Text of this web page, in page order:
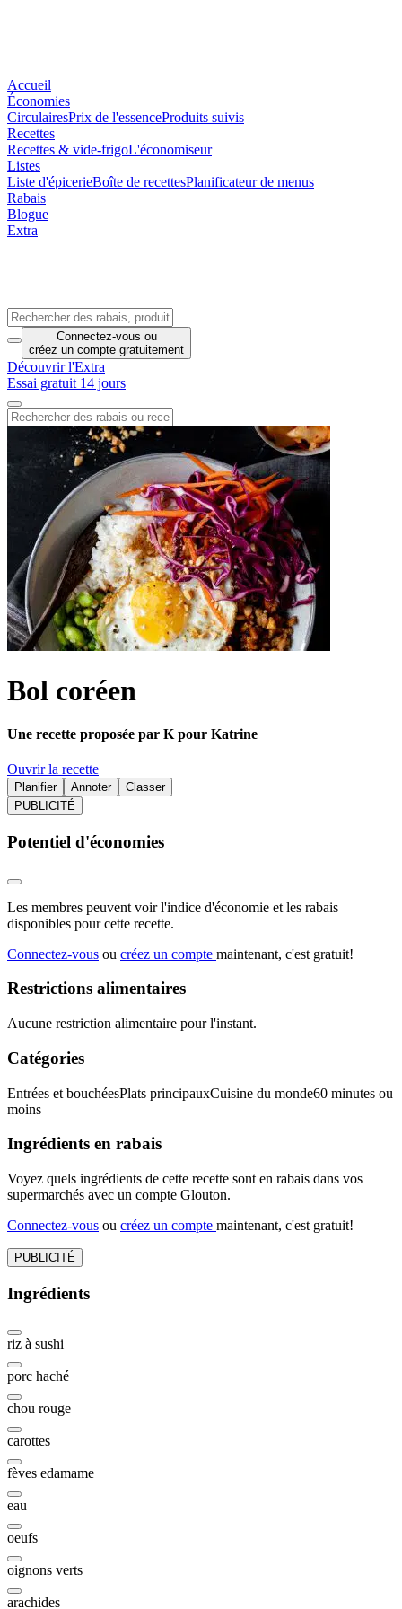
Accueil
Économies
CirculairesPrix de l'essenceProduits suivis
Recettes
Recettes & vide-frigoL'économiseur
Listes
Liste d'épicerieBoîte de recettesPlanificateur de menus
Rabais
Blogue
Extra
Connectez-vous ou
créez un compte gratuitement
Découvrir l'Extra
Essai gratuit 14 jours
Bol coréen
Une recette proposée par K pour Katrine
Ouvrir la recette
Planifier Annoter
Classer
PUBLICITÉ
Potentiel d'économies
Les membres peuvent voir l'indice d'économie et les rabais
disponibles pour cette recette.
Connectez-vous ou créez un compte maintenant, c'est gratuit!
Restrictions alimentaires
Aucune restriction alimentaire pour l'instant.
Catégories
Entrées et bouchéesPlats principauxCuisine du monde60 minutes ou
moins
Ingrédients en rabais
Voyez quels ingrédients de cette recette sont en rabais dans vos
supermarchés avec un compte Glouton.
Connectez-vous ou créez un compte maintenant, c'est gratuit!
PUBLICITÉ
Ingrédients
riz à sushi
porc haché
chou rouge
carottes
fèves edamame
eau
oeufs
oignons verts
arachides